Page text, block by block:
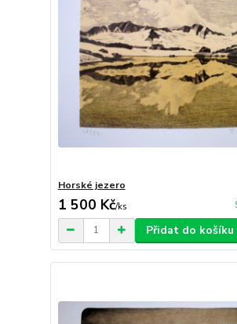
Horské jezero
1 500 Kč/ks
Přidat do košíku